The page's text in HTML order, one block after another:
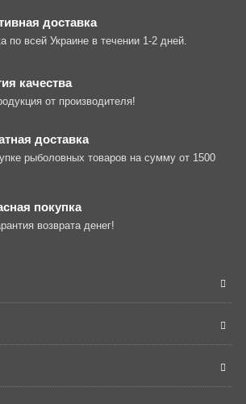
доставка
по всей Украине в течении 1-2 дней.
качества
от производителя!
доставка
рыболовных товаров на сумму от 1500
покупка
возврата денег!